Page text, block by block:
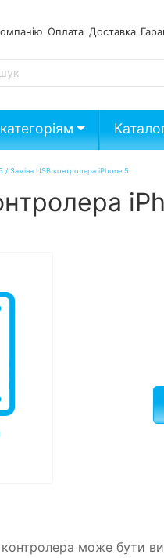
компанію Оплата Доставка
/ Заміна USB контролера iPhone 5
може бути